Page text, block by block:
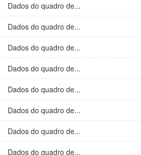
Dados do quadro de...
Dados do quadro de...
Dados do quadro de...
Dados do quadro de...
Dados do quadro de...
Dados do quadro de...
Dados do quadro de...
Dados do quadro de...